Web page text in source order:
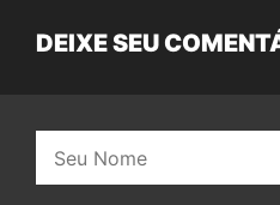
DEIXE SEU